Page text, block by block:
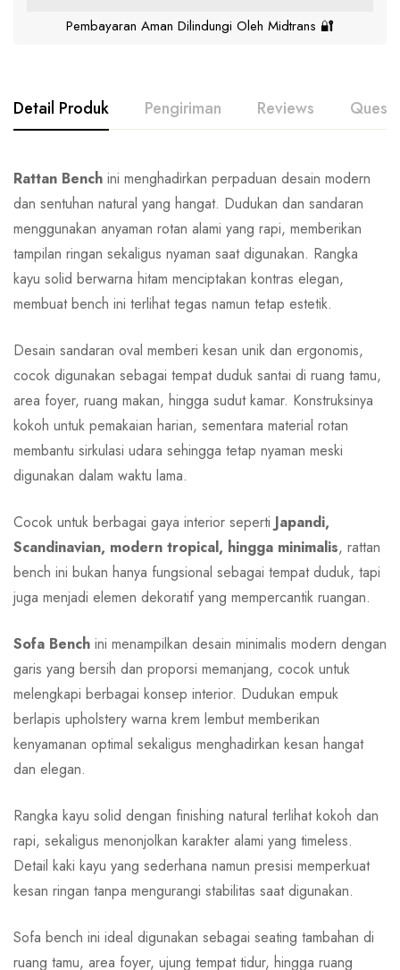
Pembayaran Aman Dilindungi Oleh Midtrans 🔐
Detail Produk Pengiriman Reviews
Rattan Bench ini menghadirkan perpaduan desain modern
dan sentuhan natural yang hangat. Dudukan dan sandaran
menggunakan anyaman rotan alami yang rapi, memberikan
tampilan ringan sekaligus nyaman saat digunakan. Rangka
kayu solid berwarna hitam menciptakan kontras elegan,
membuat bench ini terlihat tegas namun tetap estetik.
Desain sandaran oval memberi kesan unik dan ergonomis,
cocok digunakan sebagai tempat duduk santai di ruang tamu,
area foyer, ruang makan, hingga sudut kamar. Konstruksinya
kokoh untuk pemakaian harian, sementara material rotan
membantu sirkulasi udara sehingga tetap nyaman meski
digunakan dalam waktu lama.
Cocok untuk berbagai gaya interior seperti Japandi,
Scandinavian, modern tropical, hingga minimalis, rattan
bench ini bukan hanya fungsional sebagai tempat duduk, tapi
juga menjadi elemen dekoratif yang mempercantik ruangan.
Sofa Bench ini menampilkan desain minimalis modern dengan
garis yang bersih dan proporsi memanjang, cocok untuk
melengkapi berbagai konsep interior. Dudukan empuk
berlapis upholstery warna krem lembut memberikan
kenyamanan optimal sekaligus menghadirkan kesan hangat
dan elegan.
Rangka kayu solid dengan finishing natural terlihat kokoh dan
rapi, sekaligus menonjolkan karakter alami yang timeless.
Detail kaki kayu yang sederhana namun presisi memperkuat
kesan ringan tanpa mengurangi stabilitas saat digunakan.
Sofa bench ini ideal digunakan sebagai seating tambahan di
ruang tamu, area foyer, ujung tempat tidur, hingga ruang